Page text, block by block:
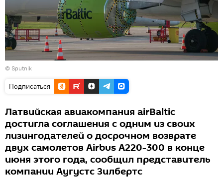
© Sputnik
Подписаться
Латвийская авиакомпания airBaltic
достигла соглашения с одним из своих
лизингодателей о досрочном возврате
двух самолетов Airbus A220-300 в конце
июня этого года, сообщил представитель
компании Аугустс Зилбертс